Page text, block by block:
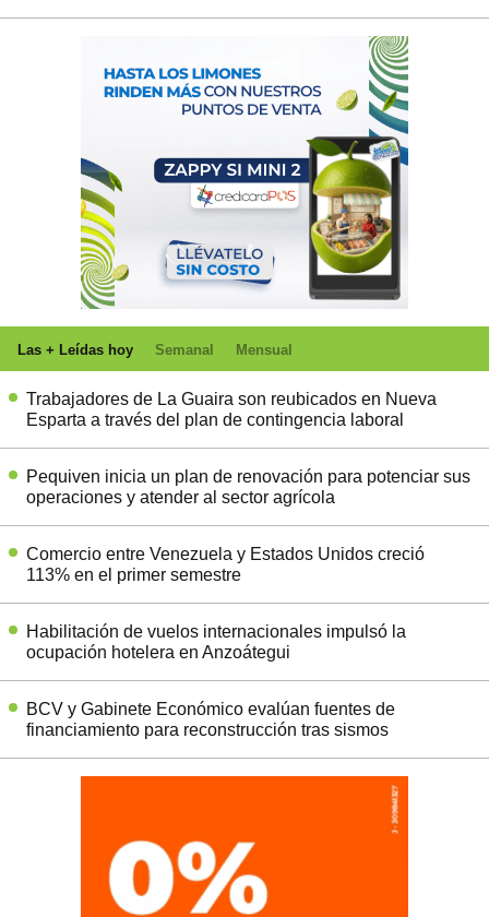
Las + Leídas hoy Semanal Mensual
Trabajadores de La Guaira son reubicados en Nueva
Esparta a través del plan de contingencia laboral
Pequiven inicia un plan de renovación para potenciar sus
operaciones y atender al sector agrícola
Comercio entre Venezuela y Estados Unidos creció
113% en el primer semestre
Habilitación de vuelos internacionales impulsó la
ocupación hotelera en Anzoátegui
BCV y Gabinete Económico evalúan fuentes de
financiamiento para reconstrucción tras sismos